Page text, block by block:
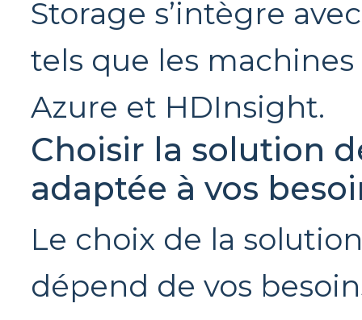
Storage s’intègre
tels que les
Azure et HDInsight.
Choisir la solution
adaptée à vos
Le choix de la
dépend de vos